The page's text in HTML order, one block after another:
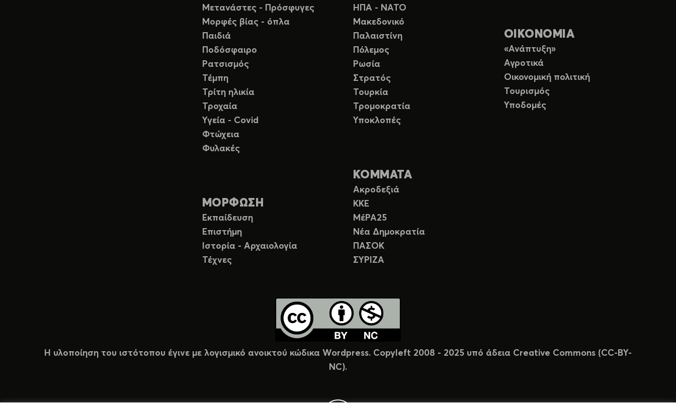
Μετανάστες - Πρόσφυγες
Μορφές βίας - όπλα
Παιδιά
Ποδόσφαιρο
Ρατσισμός
Τέμπη
Τρίτη ηλικία
Τροχαία
Υγεία - Covid
Φτώχεια
Φυλακές
ΜΟΡΦΩΣΗ
Εκπαίδευση
Επιστήμη
Ιστορία - Αρχαιολογία
Τέχνες
ΗΠΑ - ΝΑΤΟ
Μακεδονικό
Παλαιστίνη
Πόλεμος
Ρωσία
Στρατός
Τουρκία
Τρομοκρατία
Υποκλοπές
ΚΟΜΜΑΤΑ
Ακροδεξιά
ΚΚΕ
ΜέΡΑ25
Νέα Δημοκρατία
ΠΑΣΟΚ
ΣΥΡΙΖΑ
ΟΙΚΟΝΟΜΙΑ
«Ανάπτυξη»
Αγροτικά
Οικονομική πολιτική
Τουρισμός
Υποδομές
Η υλοποίηση του ιστότοπου έγινε με λογισμικό ανοικτού κώδικα Wordpress. Copyleft 2008 - 2025 υπό άδεια Creative Commons (CC-BY-
NC).